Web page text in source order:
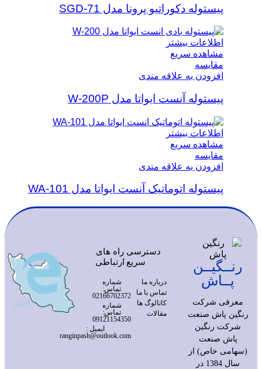
پیستوله دکوراتیو پرونا مدل SGD-71
اطلاعات بیشتر
مشاهده سریع
مقایسه
افزودن به علاقه مندی
پیستوله آنست ایواتا مدل W-200P
اطلاعات بیشتر
مشاهده سریع
مقایسه
افزودن به علاقه مندی
پیستوله اتوماتیک آنست ایواتا مدل WA-101
رنــگیــن
پــاش
معرفی شرکت
رنگین پاش صنعت
شرکت رنگین
پاش صنعت
(سهامی خاص) از
سال 1384 در
دسترسی
سریع
درباره ما
تماس با ما
کاتالوگ ها
مقالات
راه های
ارتباطی
شماره
تماس:
02166702372
شماره
تماس:
09121154350
ایمیل :
ranginpash@outlook.com